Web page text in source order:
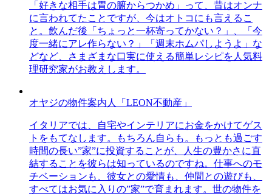
「好きな相手は胃の腑からつかめ」って、昔はオンナ
に言われてたことですが、今はオトコにも言えるこ
と。飲んだ後「ちょっと一杯寄ってかない？」、「今
度一緒にアレ作らない？」「週末ホムパしようよ」な
どなど、さまざまな口実に使える簡単レシピを人気料
理研究家がお教えします。
オヤジの物件案内人「LEON不動産」
イタリアでは、自宅やインテリアにお金をかけてゲス
トをもてなします。もちろん自らも。もっとも過ごす
時間の長い”家”に投資することが、人生の豊かさに直
結することを彼らは知っているのですね。仕事へのモ
チベーションも、彼女との愛情も、仲間との遊びも、
すべてはお気に入りの”家”で育まれます。世の物件を